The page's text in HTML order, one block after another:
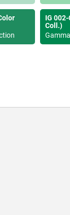
IG
Coll.)